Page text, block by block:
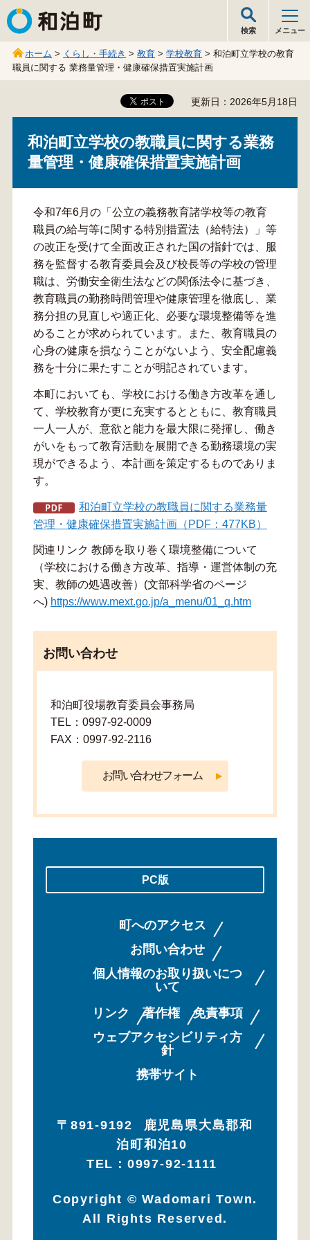
和泊町
検索 メニュー
ホーム > くらし・手続き >教育 >学校教育 > 和泊町立学校の教育
職員に関する 業務量管理・健康確保措置実施計画
更新日：2026年5月18日
和泊町立学校の教職員に関する業務
量管理・健康確保措置実施計画
令和7年6月の「公立の義務教育諸学校等の教育
職員の給与等に関する特別措置法（給特法）」等
の改正を受けて全面改正された国の指針では、服
務を監督する教育委員会及び校長等の学校の管理
職は、労働安全衛生法などの関係法令に基づき、
教育職員の勤務時間管理や健康管理を徹底し、業
務分担の見直しや適正化、必要な環境整備等を進
めることが求められています。また、教育職員の
心身の健康を損なうことがないよう、安全配慮義
務を十分に果たすことが明記されています。
本町においても、学校における働き方改革を通し
て、学校教育が更に充実するとともに、教育職員
一人一人が、意欲と能力を最大限に発揮し、働き
がいをもって教育活動を展開できる勤務環境の実
現ができるよう、本計画を策定するものでありま
す。
和泊町立学校の教職員に関する業務量
管理・健康確保措置実施計画（PDF：477KB）
関連リンク 教師を取り巻く環境整備について
（学校における働き方改革、指導・運営体制の充
実、教師の処遇改善）(文部科学省のページ
へ) https://www.mext.go.jp/a_menu/01_q.htm
お問い合わせ
和泊町役場教育委員会事務局
TEL：0997-92-0009
FAX：0997-92-2116
PC版
町へのアクセス
お問い合わせ
個人情報のお取り扱いにつ
いて
リンク
著作権
免責事項
ウェブアクセシビリティ方
針
携帯サイト
〒891-9192
鹿児島県大島郡和
泊町和泊10
TEL：0997-92-1111
Copyright © Wadomari Town.
All Rights Reserved.